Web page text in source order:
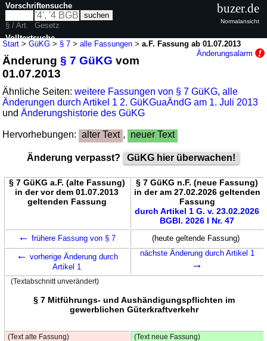
Start >GüKG > § 7 >alle Fassungen >a.F. Fassung ab 01.07.2013
Änderungsalarm
Änderung§ 7 GüKG vom
01.07.2013
Ähnliche Seiten:weitere Fassungen von § 7 GüKG,alle
Änderungen durch Artikel 1 2. GüKGuaÄndG am 1. Juli 2013
undÄnderungshistorie des GüKG
Hervorhebungen: alter Text , neuer Text
Änderung verpasst? GüKG hier überwachen!
§ 7 GüKG a.F. (alte Fassung)
in der vor dem 01.07.2013
geltenden Fassung
§ 7 GüKG n.F. (neue Fassung)
in der am 27.02.2026 geltenden
Fassung
durch Artikel 1 G. v. 23.02.2026
BGBl. 2026 I Nr. 47
← frühere Fassung von § 7 (heute geltende Fassung)
← vorherige Änderung durch
Artikel 1
nächste Änderung durch Artikel 1
→
(Textabschnitt unverändert)
§ 7 Mitführungs- und Aushändigungspflichten im
gewerblichen Güterkraftverkehr
(Text alte Fassung) (Text neue Fassung)
Vorschriftensuche
§ / Art.
Gesetz
Volltextsuche
nur in GüKG
buzer.de
Normalansicht